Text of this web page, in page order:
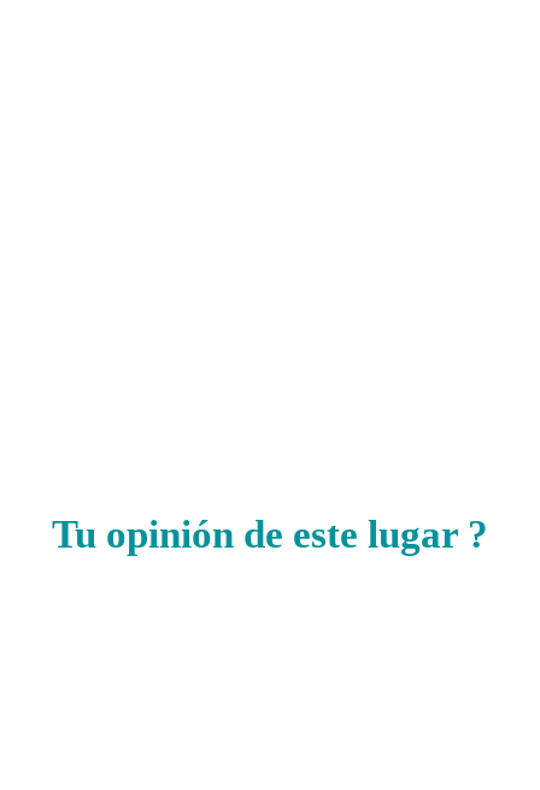
Tu opinión de este lugar ?